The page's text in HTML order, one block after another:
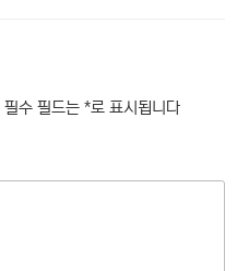
필수 필드는*로 표시됩니다